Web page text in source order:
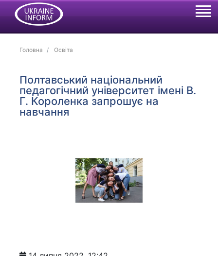
Головна Освіта
Полтавський національний
педагогічний університет імені В.
Г. Короленка запрошує на
навчання